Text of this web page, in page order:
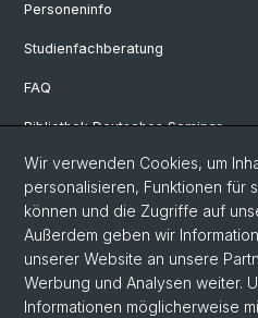
Personeninfo
Studienfachberatung
FAQ
Bibliothek Deutsches Seminar
Neuere deutsche
Germanistische Mediävistik
Deutsche Sprachwissenschaft
Wir verwenden Cookies, um
personalisieren, Funktionen für
können und die Zugriffe auf
Außerdem geben wir
unserer Website an unsere
Werbung und Analysen weiter.
Informationen möglicherweise